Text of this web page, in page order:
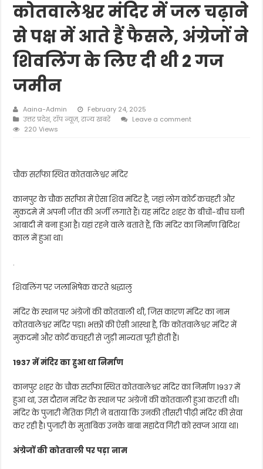
कोतवालेश्वर मंदिर में जल चढ़ाने
से पक्ष में आते हैं फैसले, अंग्रेजों ने
शिवलिंग के लिए दी थी 2 गज
जमीन
Aaina-Admin
February 24, 2025
उत्तर प्रदेश,टॉप न्यूज़,राज्य खबरें
Leave a comment
220 Views
चौक सर्राफा स्थित कोतवालेश्वर मंदिर
कानपुर के चौक सर्राफा में ऐसा शिव मंदिर है, जहां लोग कोर्ट कचहरी और
मुकदमे में अपनी जीत की अर्जी लगाते हैं। यह मंदिर शहर के बीचों-बीच घनी
आबादी में बना हुआ है। यहां रहने वाले बताते हैं, कि मंदिर का निर्माण ब्रिटिश
काल में हुआ था।
.
शिवलिंग पर जलाभिषेक करते श्रद्धालु
मंदिर के स्थान पर अंग्रेजों की कोतवाली थी, जिस कारण मंदिर का नाम
कोतवालेश्वर मंदिर पड़ा। भक्तों की ऐसी आस्था है, कि कोतवालेश्वर मंदिर में
मुकदमों और कोर्ट कचहरी से जुड़ी मान्यता पूरी होती हैं।
1937 में मंदिर का हुआ था निर्माण
कानपुर शहर के चौक सर्राफा स्थित कोतवालेश्वर मंदिर का निर्माण 1937 में
हुआ था, उस दौरान मंदिर के स्थान पर अंग्रेजों की कोतवाली हुआ करती थी।
मंदिर के पुजारी नैतिक गिरी ने बताया कि उनकी तीसरी पीढ़ी मंदिर की सेवा
कर रही है। पुजारी के मुताबिक उनके बाबा महादेव गिरी को स्वप्न आया था।
अंग्रेजों की कोतवाली पर पड़ा नाम